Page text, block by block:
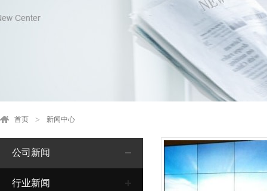
首页 新闻中心
公司新闻
行业新闻